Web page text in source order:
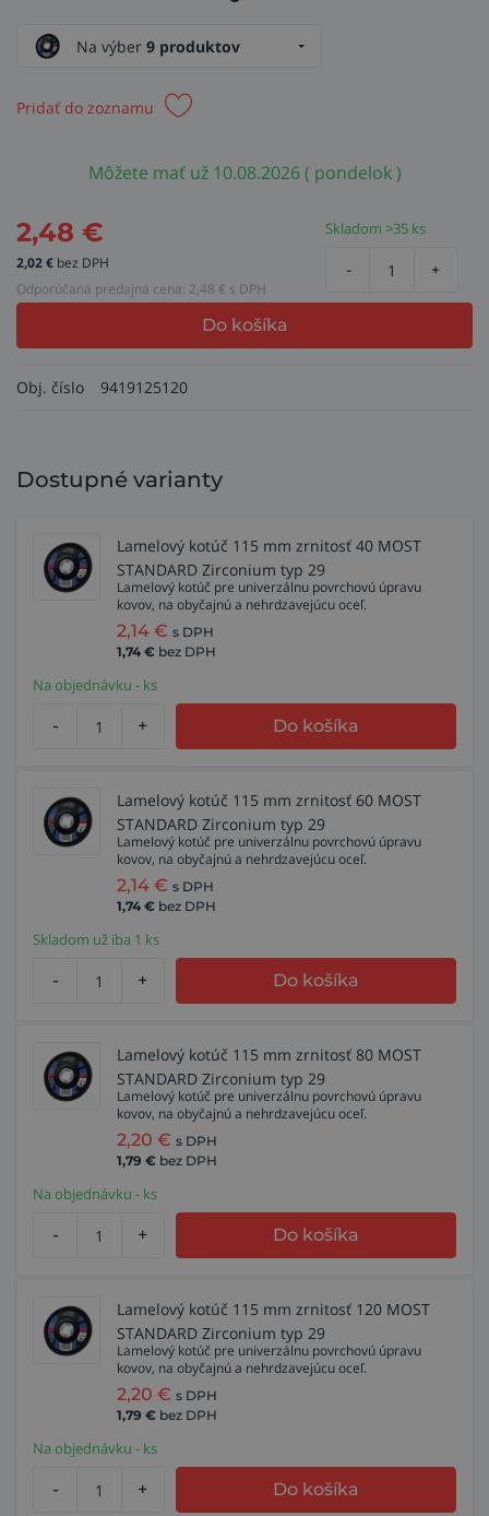
Na výber 9 produktov
Pridať do zoznamu
Môžete mať už 10.08.2026 ( pondelok )
2,48 €
2,02€ bez DPH
Odporúčaná predajná cena: 2,48 € s DPH
Skladom >35 ks
- +
Do košíka
Obj. číslo 9419125120
Dostupné varianty
Lamelový kotúč 115 mm zrnitosť 40 MOST
STANDARD Zirconium typ 29
Lamelový kotúč pre univerzálnu povrchovú úpravu
kovov, na obyčajnú a nehrdzavejúcu oceľ.
2,14 € s DPH
1,74 € bez DPH
Na objednávku - ks
- + Do košíka
Lamelový kotúč 115 mm zrnitosť 60 MOST
STANDARD Zirconium typ 29
Lamelový kotúč pre univerzálnu povrchovú úpravu
kovov, na obyčajnú a nehrdzavejúcu oceľ.
2,14 € s DPH
1,74 € bez DPH
Skladom už iba 1 ks
- + Do košíka
Lamelový kotúč 115 mm zrnitosť 80 MOST
STANDARD Zirconium typ 29
Lamelový kotúč pre univerzálnu povrchovú úpravu
kovov, na obyčajnú a nehrdzavejúcu oceľ.
2,20 € s DPH
1,79 € bez DPH
Na objednávku - ks
- + Do košíka
Lamelový kotúč 115 mm zrnitosť 120 MOST
STANDARD Zirconium typ 29
Lamelový kotúč pre univerzálnu povrchovú úpravu
kovov, na obyčajnú a nehrdzavejúcu oceľ.
2,20 € s DPH
1,79 € bez DPH
Na objednávku - ks
- + Do košíka